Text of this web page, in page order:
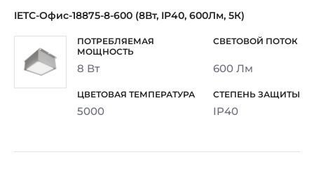
IETC-Офис-18875-8-600 (8Вт, IP40, 600Лм, 5К)
8 Вт 600 Лм
5000 IP40